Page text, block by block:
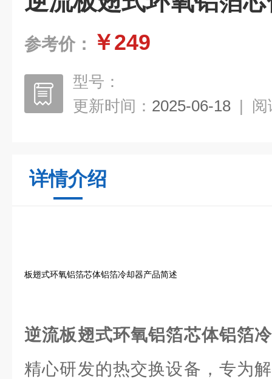
参考价： ￥249
型号：
更新时间： 2025-06-18 | 阅
详情介绍
板翅式环氧铝箔芯体铝箔冷却器产品简述
逆流板翅式环氧铝箔芯体铝箔
精心研发的热交换设备，专为